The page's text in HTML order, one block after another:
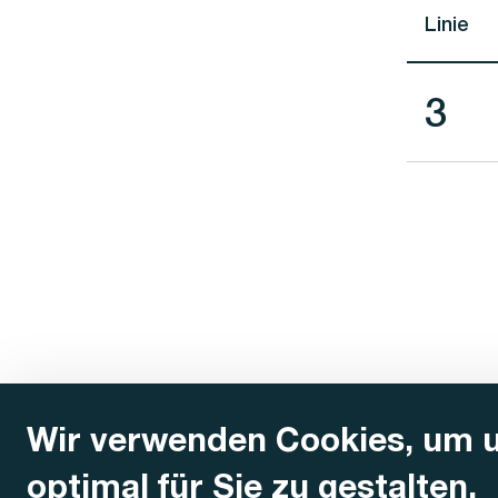
Wir verwenden Cookies, um
optimal für Sie zu gestalten.
Linie
Linie
3